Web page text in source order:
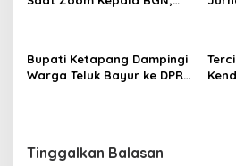
Bupati Ketapang Dampingi
Warga Teluk Bayur ke DPR
Tinggalkan Balasan